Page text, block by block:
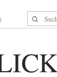
Suche